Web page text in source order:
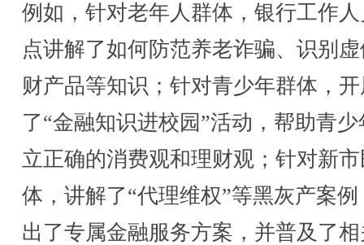
例如，针对老年人群体，银行工作
点讲解了如何防范养老诈骗、识别
财产品等知识；针对青少年群体，
了“金融知识进校园”活动，帮助青少
立正确的消费观和理财观；针对新
体，讲解了“代理维权”等黑灰产案例
出了专属金融服务方案，并普及了